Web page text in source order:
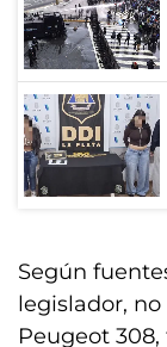
Según
legislador,
Peugeot